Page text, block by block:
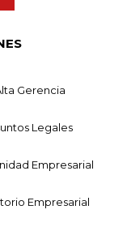
Gerencia
Legales
Empresarial
Empresarial